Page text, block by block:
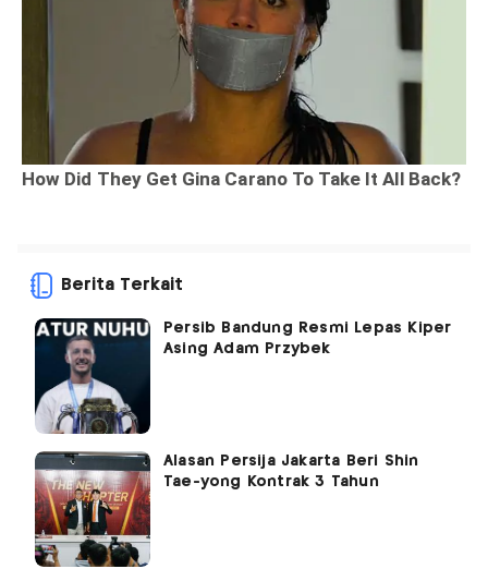
Berita Terkait
Persib Bandung Resmi Lepas Kiper
Asing Adam Przybek
Alasan Persija Jakarta Beri Shin
Tae-yong Kontrak 3 Tahun